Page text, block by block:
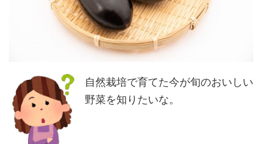
自然栽培で育てた今が旬のおいしい
野菜を知りたいな。